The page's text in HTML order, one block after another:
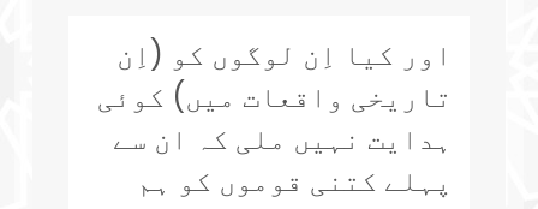
اور کیا اِن لوگوں کو (اِن
تاریخی واقعات میں) کوئی
ہدایت نہیں ملی کہ ان سے
پہلے کتنی قوموں کو ہم